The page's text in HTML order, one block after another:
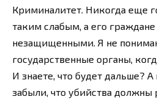
Криминалитет. Никогда еще
таким слабым, а его граждане
незащищенными. Я не
государственные органы,
И знаете, что будет дальше?
забыли, что убийства должны